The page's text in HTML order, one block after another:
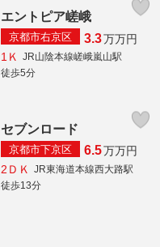
エントピア嵯峨
京都市右京区 3.3万万円
1Ｋ
JR山陰本線嵯峨嵐山駅
徒歩5分
セブンロード
京都市下京区 6.5万万円
2ＤＫ
JR東海道本線西大路駅
徒歩13分